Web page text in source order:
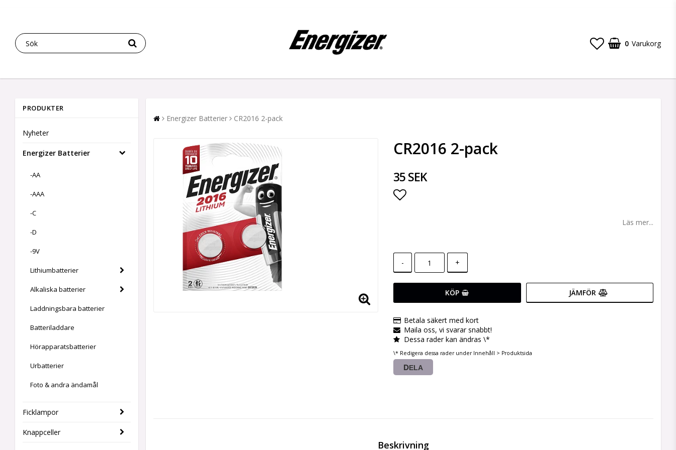
0 Varukorg
PRODUKTER
Nyheter
Energizer Batterier
-AA
-AAA
-C
-D
-9V
Lithiumbatterier
Alkaliska batterier
Laddningsbara batterier
Batteriladdare
Hörapparatsbatterier
Urbatterier
Foto & andra ändamål
Ficklampor
Knappceller
Energizer Batterier CR2016 2-pack
CR2016 2-pack
35 SEK
Läs mer...
- +
KÖP JÄMFÖR
Betala säkert med kort
Maila oss, vi svarar snabbt!
Dessa rader kan ändras \*
\* Redigera dessa rader under Innehåll > Produktsida
DELA
Beskrivning